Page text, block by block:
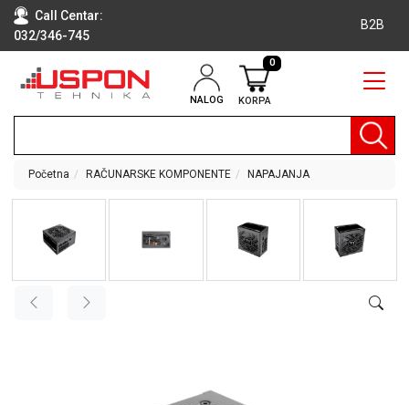
Call Centar:
032/346-745
B2B
NALOG KORPA
0
RAČUNARI
TEHNIKA
OPREMA
AUDIO,
VIDEO
Početna RAČUNARSKE KOMPONENTE NAPAJANJA